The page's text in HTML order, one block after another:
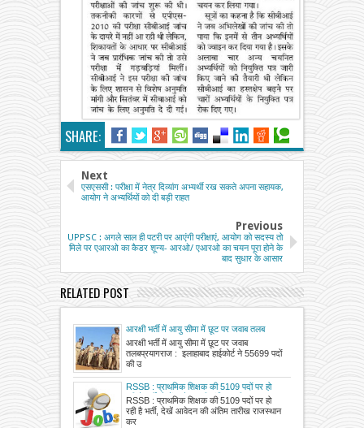
SHARE:
Next
एसएससी : परीक्षा में नेत्र दिव्यांग अभ्यर्थी रख सकते अपना सहायक,
आयोग ने अभ्यर्थियों को दी बड़ी राहत
Previous
UPPSC : अगले साल ही पटरी पर आएंगी परीक्षाएं, आयोग को सदस्य तो
मिले पर एआरओ का कैडर शून्य- आरओ/ एआरओ का चयन पूरा होने के
बाद सुधार के आसार
RELATED POST
आरक्षी भर्ती में आयु सीमा में छूट पर जवाब तलब
आरक्षी भर्ती में आयु सीमा में छूट पर जवाब
तलबप्रयागराज : इलाहाबाद हाईकोर्ट ने 55699 पदों
की उ
RSSB : प्राथमिक शिक्षक की 5109 पदों पर हो
रही है भर्ती, देखें आवेदन की अंतिम तारीख
RSSB : प्राथमिक शिक्षक की 5109 पदों पर हो
रही है भर्ती, देखें आवेदन की अंतिम तारीख राजस्थान
कर